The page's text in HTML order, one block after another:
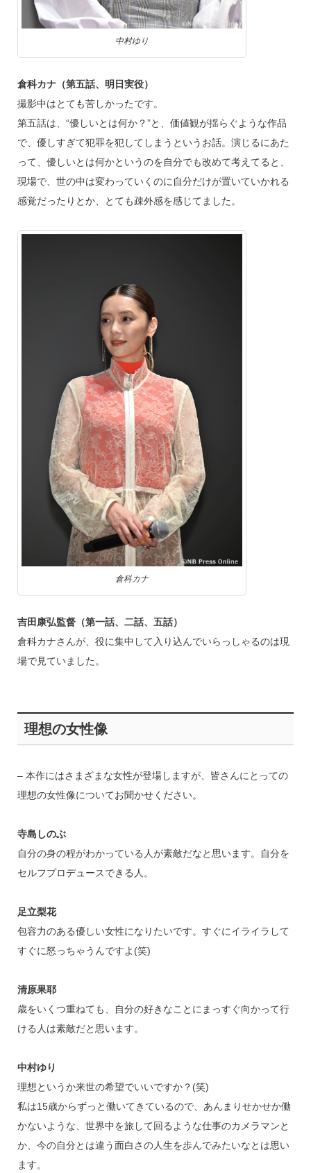
中村ゆり
倉科カナ（第五話、明日実役）
撮影中はとても苦しかったです。
第五話は、“優しいとは何か？”と、価値観が揺らぐような作品
で、優しすぎて犯罪を犯してしまうというお話。演じるにあた
って、優しいとは何かというのを自分でも改めて考えてると、
現場で、世の中は変わっていくのに自分だけが置いていかれる
感覚だったりとか、とても疎外感を感じてました。
倉科カナ
吉田康弘監督（第一話、二話、五話）
倉科カナさんが、役に集中して入り込んでいらっしゃるのは現
場で見ていました。
理想の女性像
– 本作にはさまざまな女性が登場しますが、皆さんにとっての
理想の女性像についてお聞かせください。
寺島しのぶ
自分の身の程がわかっている人が素敵だなと思います。自分を
セルフプロデュースできる人。
足立梨花
包容力のある優しい女性になりたいです。すぐにイライラして
すぐに怒っちゃうんですよ(笑)
清原果耶
歳をいくつ重ねても、自分の好きなことにまっすぐ向かって行
ける人は素敵だと思います。
中村ゆり
理想というか来世の希望でいいですか？(笑)
私は15歳からずっと働いてきているので、あんまりせかせか働
かないような、世界中を旅して回るような仕事のカメラマンと
か、今の自分とは違う面白さの人生を歩んでみたいなとは思い
ます。